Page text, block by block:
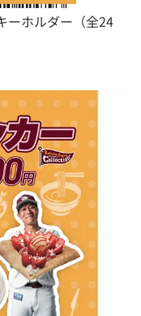
ーホルダー（全24